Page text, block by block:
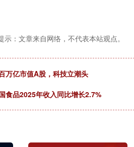
示：文章来自网络，不代表本站观点。
万亿市值A股，科技立潮头
食品2025年收入同比增长2.7%